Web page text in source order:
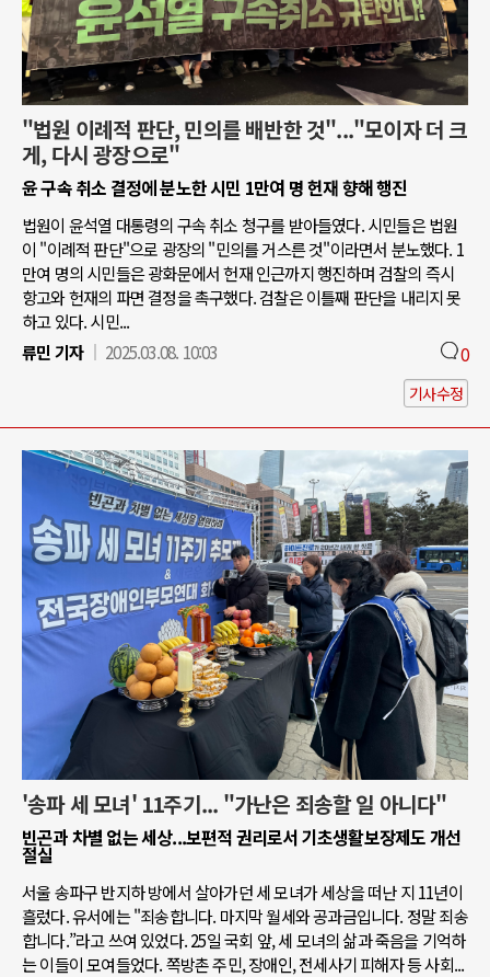
"법원 이례적 판단, 민의를 배반한 것"..."모이자 더 크
게, 다시 광장으로"
윤 구속 취소 결정에 분노한 시민 1만여 명 헌재 향해 행진
법원이 윤석열 대통령의 구속 취소 청구를 받아들였다. 시민들은 법원
이 "이례적 판단"으로 광장의 "민의를 거스른 것"이라면서 분노했다. 1
만여 명의 시민들은 광화문에서 헌재 인근까지 행진하며 검찰의 즉시
항고와 헌재의 파면 결정을 촉구했다. 검찰은 이틀째 판단을 내리지 못
하고 있다. 시민...
류민 기자
2025.03.08. 10:03 0
기사수정
'송파 세 모녀' 11주기... "가난은 죄송할 일 아니다"
빈곤과 차별 없는 세상...보편적 권리로서 기초생활보장제도 개선
절실
서울 송파구 반지하 방에서 살아가던 세 모녀가 세상을 떠난 지 11년이
흘렀다. 유서에는 "죄송합니다. 마지막 월세와 공과금입니다. 정말 죄송
합니다.”라고 쓰여 있었다. 25일 국회 앞, 세 모녀의 삶과 죽음을 기억하
는 이들이 모여들었다. 쪽방촌 주민, 장애인, 전세사기 피해자 등 사회...